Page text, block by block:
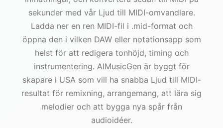
sekunder med vår Ljud till MIDI-omvandlare.
Ladda ner en ren MIDI-fil i .mid-format och
öppna den i vilken DAW eller notationsapp som
helst för att redigera tonhöjd, timing och
instrumentering. AIMusicGen är byggt för
skapare i USA som vill ha snabba Ljud till MIDI-
resultat för remixning, arrangemang, att lära sig
melodier och att bygga nya spår från
audioidéer.